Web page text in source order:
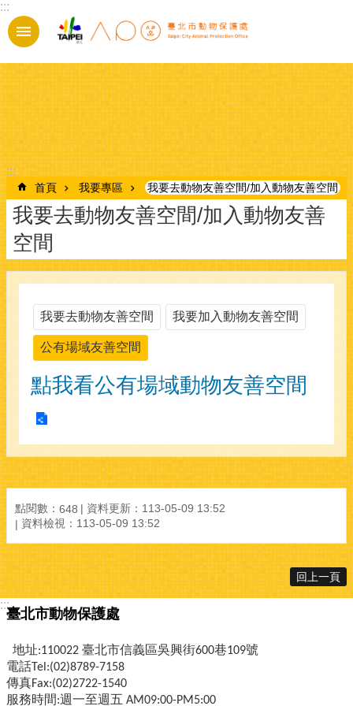
跳到主要內容區塊
:::
:::
首頁 我要專區 我要去動物友善空間/加入動物友善空間
我要去動物友善空間/加入動物友善
空間
我要去動物友善空間 我要加入動物友善空間
公有場域友善空間
點我看公有場域動物友善空間
點閱數： 648 資料更新： 113-05-09 13:52
資料檢視： 113-05-09 13:52
回上一頁
:::
臺北市動物保護處
地址:110022 臺北市信義區吳興街600巷109號
電話Tel:(02)8789-7158
傳真Fax:(02)2722-1540
服務時間:週一至週五 AM09:00-PM5:00